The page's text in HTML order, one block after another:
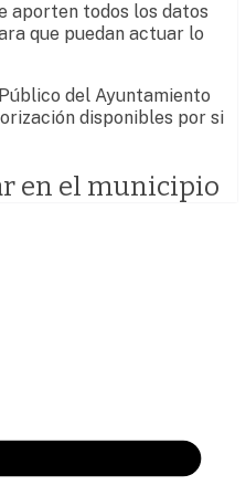
aporten todos los datos
que puedan actuar lo
del Ayuntamiento
disponibles por si
en el municipio